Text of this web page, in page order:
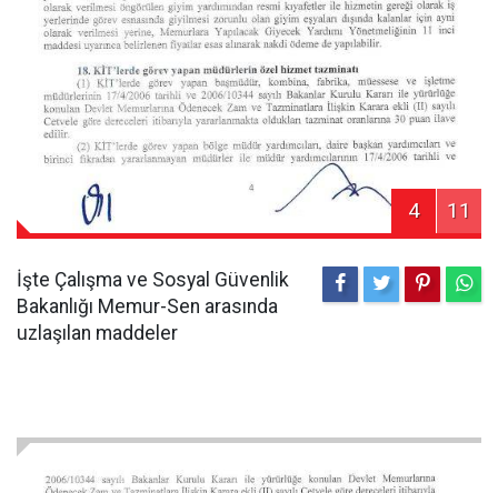
4 11
İşte Çalışma ve Sosyal Güvenlik
Bakanlığı Memur-Sen arasında
uzlaşılan maddeler